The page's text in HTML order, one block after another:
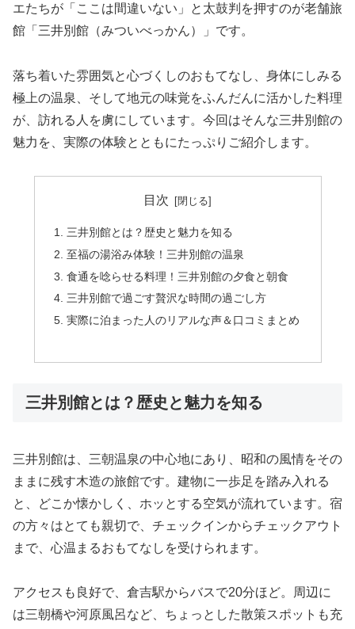
エたちが「ここは間違いない」と太鼓判を押すのが老舗旅
館「三井別館（みついべっかん）」です。
落ち着いた雰囲気と心づくしのおもてなし、身体にしみる
極上の温泉、そして地元の味覚をふんだんに活かした料理
が、訪れる人を虜にしています。今回はそんな三井別館の
魅力を、実際の体験とともにたっぷりご紹介します。
目次
三井別館とは？歴史と魅力を知る
至福の湯浴み体験！三井別館の温泉
食通を唸らせる料理！三井別館の夕食と朝食
三井別館で過ごす贅沢な時間の過ごし方
実際に泊まった人のリアルな声＆口コミまとめ
三井別館とは？歴史と魅力を知る
三井別館は、三朝温泉の中心地にあり、昭和の風情をその
ままに残す木造の旅館です。建物に一歩足を踏み入れる
と、どこか懐かしく、ホッとする空気が流れています。宿
の方々はとても親切で、チェックインからチェックアウト
まで、心温まるおもてなしを受けられます。
アクセスも良好で、倉吉駅からバスで20分ほど。周辺に
は三朝橋や河原風呂など、ちょっとした散策スポットも充